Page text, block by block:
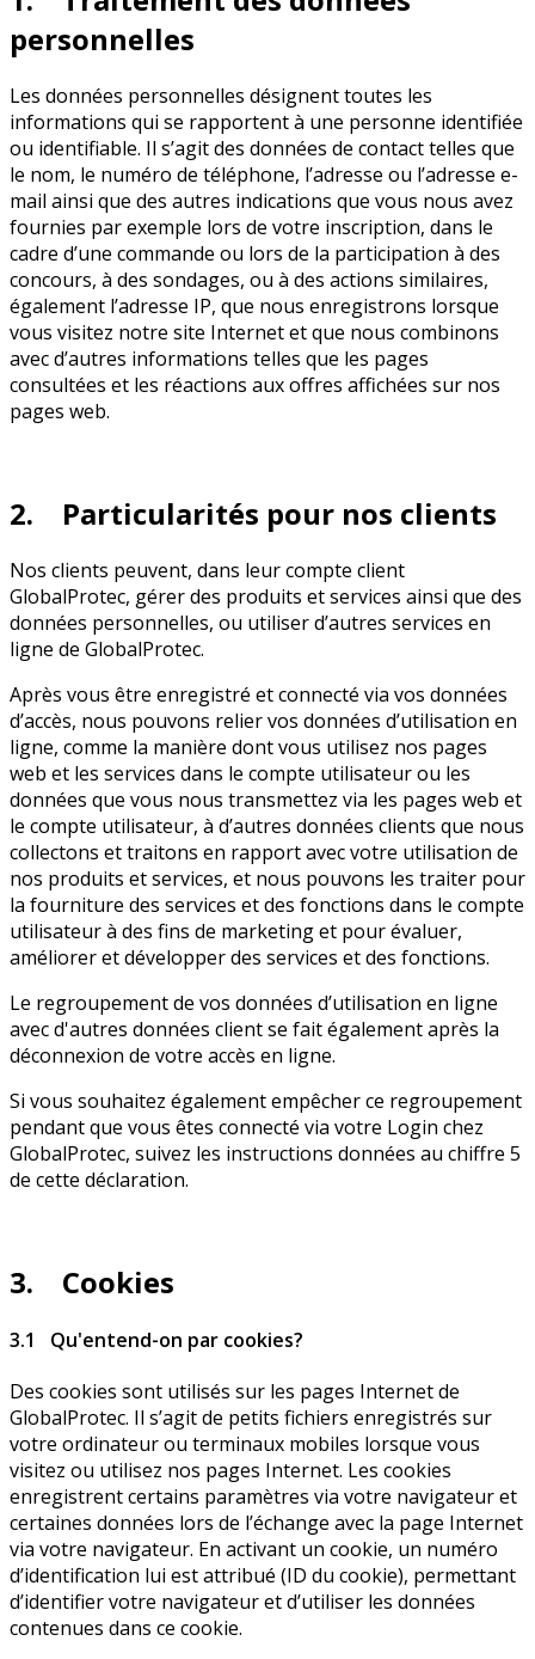
personnelles
Les données personnelles désignent toutes les
informations qui se rapportent à une personne identifiée
ou identifiable. Il s’agit des données de contact telles que
le nom, le numéro de téléphone, l’adresse ou l’adresse e-
mail ainsi que des autres indications que vous nous avez
fournies par exemple lors de votre inscription, dans le
cadre d’une commande ou lors de la participation à des
concours, à des sondages, ou à des actions similaires,
également l’adresse IP, que nous enregistrons lorsque
vous visitez notre site Internet et que nous combinons
avec d’autres informations telles que les pages
consultées et les réactions aux offres affichées sur nos
pages web.
2. Particularités pour nos clients
Nos clients peuvent, dans leur compte client
GlobalProtec, gérer des produits et services ainsi que des
données personnelles, ou utiliser d’autres services en
ligne de GlobalProtec.
Après vous être enregistré et connecté via vos données
d’accès, nous pouvons relier vos données d’utilisation en
ligne, comme la manière dont vous utilisez nos pages
web et les services dans le compte utilisateur ou les
données que vous nous transmettez via les pages web et
le compte utilisateur, à d’autres données clients que nous
collectons et traitons en rapport avec votre utilisation de
nos produits et services, et nous pouvons les traiter pour
la fourniture des services et des fonctions dans le compte
utilisateur à des fins de marketing et pour évaluer,
améliorer et développer des services et des fonctions.
Le regroupement de vos données d’utilisation en ligne
avec d'autres données client se fait également après la
déconnexion de votre accès en ligne.
Si vous souhaitez également empêcher ce regroupement
pendant que vous êtes connecté via votre Login chez
GlobalProtec, suivez les instructions données au chiffre 5
de cette déclaration.
3. Cookies
3.1 Qu'entend-on par cookies?
Des cookies sont utilisés sur les pages Internet de
GlobalProtec. Il s’agit de petits fichiers enregistrés sur
votre ordinateur ou terminaux mobiles lorsque vous
visitez ou utilisez nos pages Internet. Les cookies
enregistrent certains paramètres via votre navigateur et
certaines données lors de l’échange avec la page Internet
via votre navigateur. En activant un cookie, un numéro
d’identification lui est attribué (ID du cookie), permettant
d’identifier votre navigateur et d’utiliser les données
contenues dans ce cookie.